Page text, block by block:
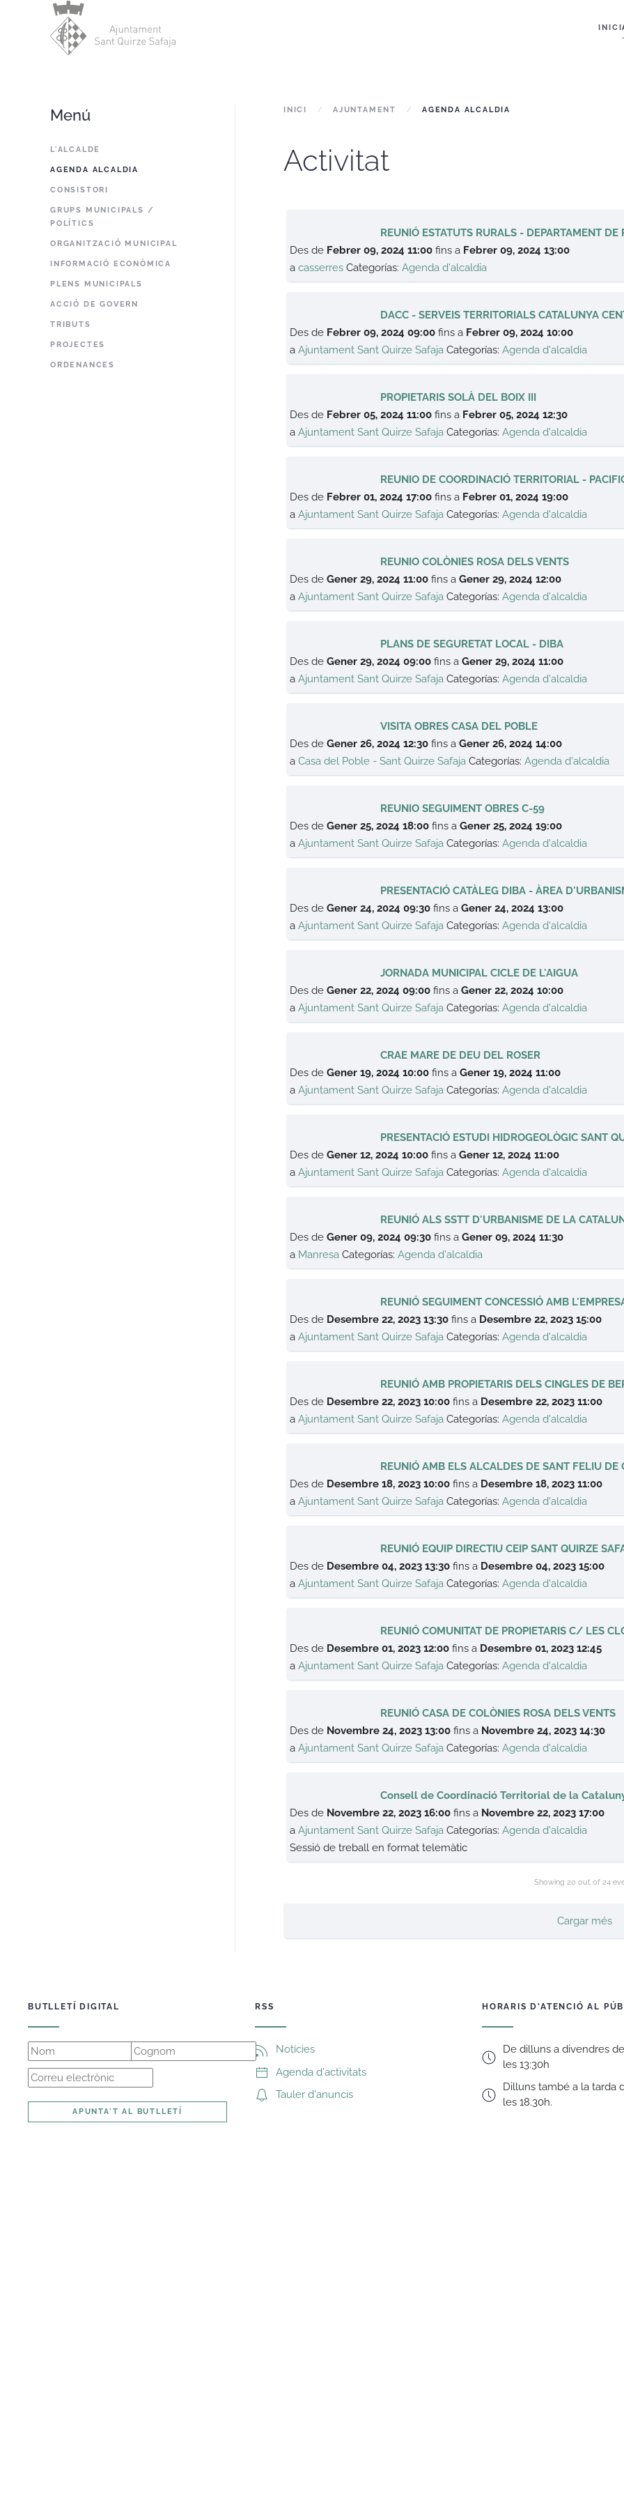
Skip to main content INICI
INICI AJUNTAMENT AGENDA ALCALDIA
Activitat
REUNIÓ ESTATUTS RURALS - DEPARTAMENT DE
Des de Febrer 09, 2024 11:00 fins a Febrer 09, 2024 13:00
acasserres Categorías:Agenda d'alcaldia
DACC - SERVEIS TERRITORIALS CATALUNYA
Des de Febrer 09, 2024 09:00 fins a Febrer 09, 2024 10:00
aAjuntament Sant Quirze Safaja Categorías:Agenda d'alcaldia
PROPIETARIS SOLÀ DEL BOIX III
Des de Febrer 05, 2024 11:00 fins a Febrer 05, 2024 12:30
aAjuntament Sant Quirze Safaja Categorías:Agenda d'alcaldia
REUNIO DE COORDINACIÓ TERRITORIAL -
Des de Febrer 01, 2024 17:00 fins a Febrer 01, 2024 19:00
aAjuntament Sant Quirze Safaja Categorías:Agenda d'alcaldia
REUNIO COLÒNIES ROSA DELS VENTS
Des deGener 29, 2024 11:00 fins aGener 29, 2024 12:00
aAjuntament Sant Quirze Safaja Categorías:Agenda d'alcaldia
PLANS DE SEGURETAT LOCAL - DIBA
Des deGener 29, 2024 09:00 fins aGener 29, 2024 11:00
aAjuntament Sant Quirze Safaja Categorías:Agenda d'alcaldia
VISITA OBRES CASA DEL POBLE
Des deGener 26, 2024 12:30 fins aGener 26, 2024 14:00
aCasa del Poble - Sant Quirze Safaja Categorías:Agenda d'alcaldia
REUNIO SEGUIMENT OBRES C-59
Des deGener 25, 2024 18:00 fins aGener 25, 2024 19:00
aAjuntament Sant Quirze Safaja Categorías:Agenda d'alcaldia
PRESENTACIÓ CATÀLEG DIBA - ÀREA
Des deGener 24, 2024 09:30 fins aGener 24, 2024 13:00
aAjuntament Sant Quirze Safaja Categorías:Agenda d'alcaldia
JORNADA MUNICIPAL CICLE DE L'AIGUA
Des deGener 22, 2024 09:00 fins aGener 22, 2024 10:00
aAjuntament Sant Quirze Safaja Categorías:Agenda d'alcaldia
CRAE MARE DE DEU DEL ROSER
Des deGener 19, 2024 10:00 fins aGener 19, 2024 11:00
aAjuntament Sant Quirze Safaja Categorías:Agenda d'alcaldia
PRESENTACIÓ ESTUDI HIDROGEOLÒGIC SANT
Des deGener 12, 2024 10:00 fins aGener 12, 2024 11:00
aAjuntament Sant Quirze Safaja Categorías:Agenda d'alcaldia
REUNIÓ ALS SSTT D'URBANISME DE LA
Des deGener 09, 2024 09:30 fins aGener 09, 2024 11:30
a Manresa Categorías:Agenda d'alcaldia
REUNIÓ SEGUIMENT CONCESSIÓ AMB
Des de Desembre 22, 2023 13:30 fins a Desembre 22, 2023 15:00
aAjuntament Sant Quirze Safaja Categorías:Agenda d'alcaldia
REUNIÓ AMB PROPIETARIS DELS CINGLES DE
Des de Desembre 22, 2023 10:00 fins a Desembre 22, 2023 11:00
aAjuntament Sant Quirze Safaja Categorías:Agenda d'alcaldia
REUNIÓ AMB ELS ALCALDES DE SANT FELIU DE
Des de Desembre 18, 2023 10:00 fins a Desembre 18, 2023 11:00
aAjuntament Sant Quirze Safaja Categorías:Agenda d'alcaldia
REUNIÓ EQUIP DIRECTIU CEIP SANT QUIRZE
Des de Desembre 04, 2023 13:30 fins a Desembre 04, 2023 15:00
aAjuntament Sant Quirze Safaja Categorías:Agenda d'alcaldia
REUNIÓ COMUNITAT DE PROPIETARIS C/ LES
Des de Desembre 01, 2023 12:00 fins a Desembre 01, 2023 12:45
aAjuntament Sant Quirze Safaja Categorías:Agenda d'alcaldia
REUNIÓ CASA DE COLÒNIES ROSA DELS VENTS
Des de Novembre 24, 2023 13:00 fins a Novembre 24, 2023 14:30
aAjuntament Sant Quirze Safaja Categorías:Agenda d'alcaldia
Consell de Coordinació Territorial de la
Des de Novembre 22, 2023 16:00 fins a Novembre 22, 2023 17:00
aAjuntament Sant Quirze Safaja Categorías:Agenda d'alcaldia
Sessió de treball en format telemàtic
Showing 20 out of 24
Cargar més
Menú
L'ALCALDE
AGENDA ALCALDIA
CONSISTORI
GRUPS MUNICIPALS /
POLÍTICS
ORGANITZACIÓ MUNICIPAL
INFORMACIÓ ECONÒMICA
PLENS MUNICIPALS
ACCIÓ DE GOVERN
TRIBUTS
PROJECTES
ORDENANCES
BUTLLETÍ DIGITAL
APUNTA'T AL BUTLLETÍ
RSS
Notícies
Agenda d'activitats
Tauler d'anuncis
HORARIS D'ATENCIÓ AL
De dilluns a divendres
les 13:30h
Dilluns també a la tarda
les 18.30h.